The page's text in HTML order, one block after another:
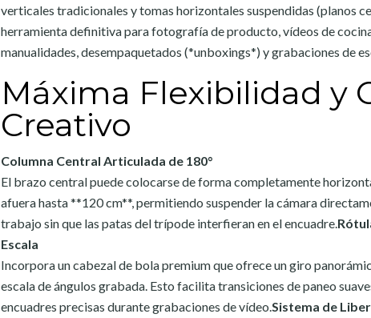
verticales tradicionales y tomas horizontales suspendidas (planos
herramienta definitiva para fotografía de producto, vídeos de
manualidades, desempaquetados (*unboxings*) y grabaciones de
Máxima Flexibilidad y
Creativo
Columna Central Articulada de 180°
El brazo central puede colocarse de forma completamente
afuera hasta **120 cm**, permitiendo suspender la cámara
trabajo sin que las patas del trípode interfieran en el encuadre.
Escala
Incorpora un cabezal de bola premium que ofrece un giro
escala de ángulos grabada. Esto facilita transiciones de paneo
encuadres precisas durante grabaciones de vídeo.Sistema de